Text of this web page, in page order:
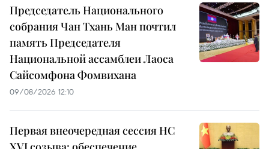
Председатель Национального
собрания Чан Тхань Ман почтил
память Председателя
Национальной ассамблеи Лаоса
Сайсомфона Фомвихана
09/08/2026 12:10
Первая внеочередная сессия НС